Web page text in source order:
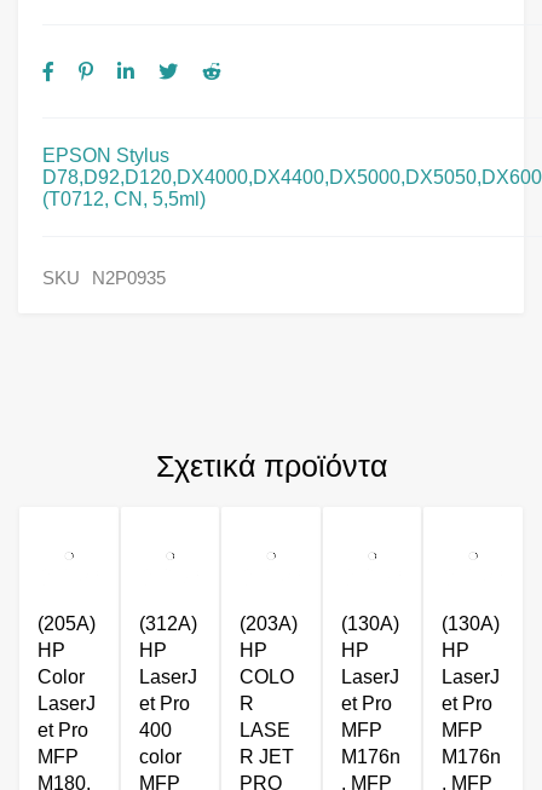
EPSON Stylus
(T0712, CN, 5,5ml)
SKU N2P0935
Σχετικά προϊόντα
(205A)
HP
Color
LaserJ
et Pro
MFP
M180,
(312A)
HP
LaserJ
et Pro
400
color
MFP
(203A)
HP
COLO
R
LASE
R JET
PRO
(130A)
HP
LaserJ
et Pro
MFP
M176n
, MFP
(130A)
HP
LaserJ
et Pro
MFP
M176n
, MFP